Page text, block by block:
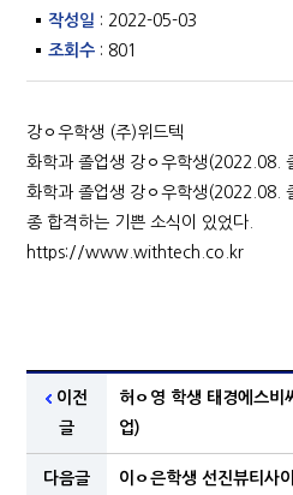
작성일 : 2022-05-03
조회수 : 801
강ㅇ우학생 (주)위드텍
화학과 졸업생 강ㅇ우학생(2022.08.
화학과 졸업생 강ㅇ우학생(2022.08.
종 합격하는 기쁜 소식이 있었다.
https://www.withtech.co.kr
이전
글
허ㅇ영 학생 태경에스
업)
다음글
이ㅇ은학생 선진뷰티사